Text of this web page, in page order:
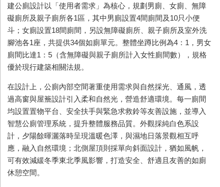
建公廁設計以「使用者需求」為核心，規劃男廁、女廁、無障
礙廁所及親子廁所各1區，其中男廁設置4間廁間及10只小便
斗；女廁設置18間廁間，另設無障礙廁所、親子廁所及室外洗
腳池各1座，共提供34個如廁單元。整體坐蹲比例為4：1，男女
廁間比達1：5（含無障礙與親子廁所計入女性廁間數），規格
優於現行建築相關法規。
在設計上，公廁內部空間著重使用需求與自然採光、通風，透
過高窗與屋簷設計引入柔和自然光，營造舒適環境。每一廁間
均設置置物平台、安全扶手與緊急求救鈴等友善設施，並導入
智慧公廁管理系統，提升整體服務品質。外觀採純白色系設
計，夕陽餘暉灑落時呈現溫暖色澤，與濕地日落景觀相互呼
應，融入自然環境；北側屋頂則採單向斜面設計，猶如風帆，
可有效減緩冬季東北季風影響，打造安全、舒適且友善的如廁
休憩空間。